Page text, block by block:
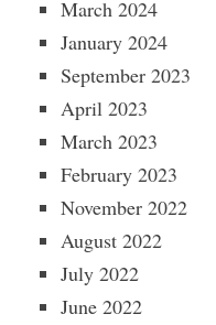
March 2024
January 2024
September 2023
April 2023
March 2023
February 2023
November 2022
August 2022
July 2022
June 2022